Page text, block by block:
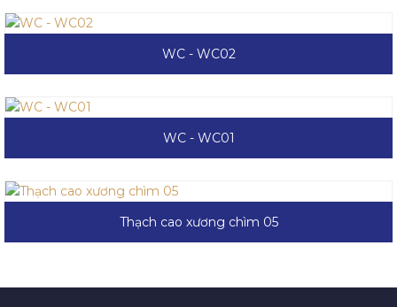
WC - WC02
WC - WC01
Thạch cao xương chìm 05